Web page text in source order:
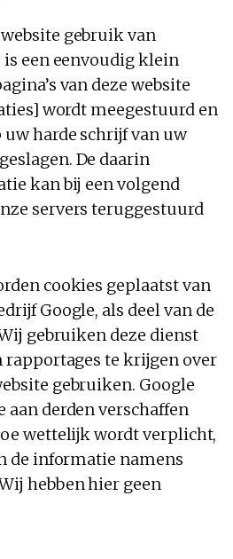
gebruik van
is een eenvoudig klein
van deze website
wordt meegestuurd en
harde schrijf van uw
De daarin
kan bij een volgend
servers teruggestuurd
cookies geplaatst van
Google, als deel van de
gebruiken deze dienst
rapportages te krijgen over
gebruiken. Google
derden verschaffen
wettelijk wordt verplicht,
de informatie namens
hebben hier geen